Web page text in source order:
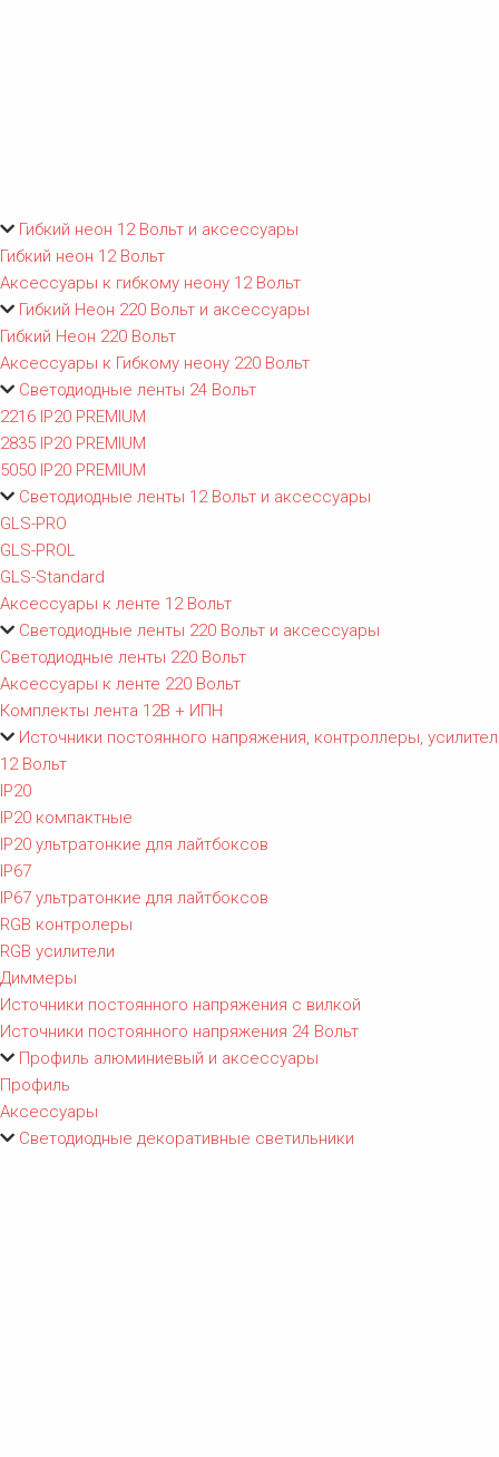
Гибкий неон 12 Вольт и аксессуары
Гибкий неон 12 Вольт
Аксессуары к гибкому неону 12 Вольт
Гибкий Неон 220 Вольт и аксессуары
Гибкий Неон 220 Вольт
Аксессуары к Гибкому неону 220 Вольт
Светодиодные ленты 24 Вольт
2216 IP20 PREMIUM
2835 IP20 PREMIUM
5050 IP20 PREMIUM
Светодиодные ленты 12 Вольт и аксессуары
GLS-PRO
GLS-PROL
GLS-Standard
Аксессуары к ленте 12 Вольт
Светодиодные ленты 220 Вольт и аксессуары
Светодиодные ленты 220 Вольт
Аксессуары к ленте 220 Вольт
Комплекты лента 12В + ИПН
Источники постоянного напряжения, контроллеры,
12 Вольт
IP20
IP20 компактные
IP20 ультратонкие для лайтбоксов
IP67
IP67 ультратонкие для лайтбоксов
RGB контролеры
RGB усилители
Диммеры
Источники постоянного напряжения с вилкой
Источники постоянного напряжения 24 Вольт
Профиль алюминиевый и аксессуары
Профиль
Аксессуары
Светодиодные декоративные светильники